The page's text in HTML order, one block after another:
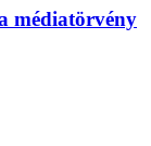
médiatörvény